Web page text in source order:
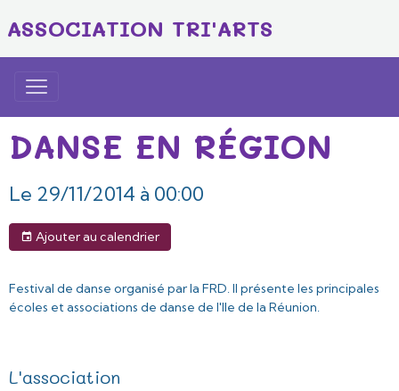
ASSOCIATION TRI'ARTS
DANSE EN RÉGION
Le 29/11/2014 à 00:00
Ajouter au calendrier
Festival de danse organisé par la FRD. Il présente les principales
écoles et associations de danse de l'Ile de la Réunion.
L'association